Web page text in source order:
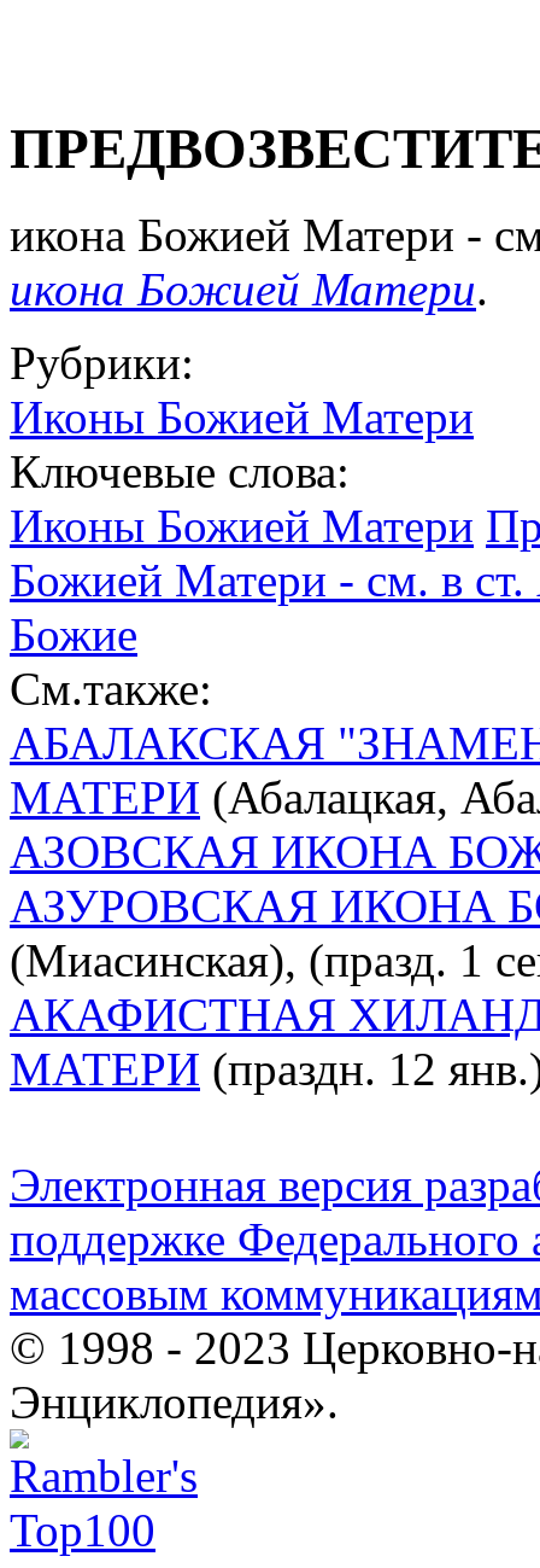
икона Божией Матери -
икона Божией Матери.
Рубрики:
Иконы Божией Матери
Ключевые слова:
Иконы Божией Матери
Божией Матери - см. в ст.
Божие
См.также:
АБАЛАКСКАЯ
МАТЕРИ (Абалацкая,
АЗОВСКАЯ ИКОНА
АЗУРОВСКАЯ ИКОНА
(Миасинская), (празд. 1
АКАФИСТНАЯ
МАТЕРИ (праздн. 12
Электронная версия
поддержке Федерального
массовым
© 1998 - 2023 Церковно-
Энциклопедия».